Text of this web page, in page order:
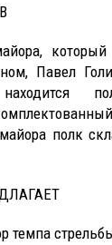
Павел
полк
темпа